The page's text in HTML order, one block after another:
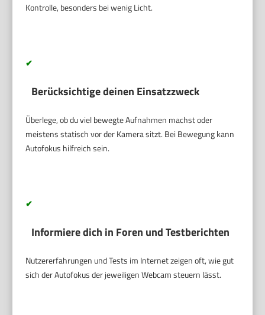
Kontrolle, besonders bei wenig Licht.
✔
Berücksichtige deinen Einsatzzweck
Überlege, ob du viel bewegte Aufnahmen machst oder
meistens statisch vor der Kamera sitzt. Bei Bewegung kann
Autofokus hilfreich sein.
✔
Informiere dich in Foren und Testberichten
Nutzererfahrungen und Tests im Internet zeigen oft, wie gut
sich der Autofokus der jeweiligen Webcam steuern lässt.